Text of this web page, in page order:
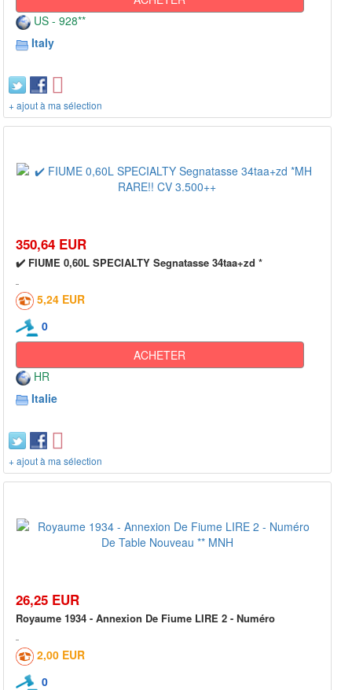
US - 928**
Italy
+ ajout à ma sélection
350,64 EUR
✔️ FIUME 0,60L SPECIALTY Segnatasse 34taa+zd *
5,24 EUR
0
ACHETER
HR
Italie
+ ajout à ma sélection
26,25 EUR
Royaume 1934 - Annexion De Fiume LIRE 2 - Numéro
2,00 EUR
0